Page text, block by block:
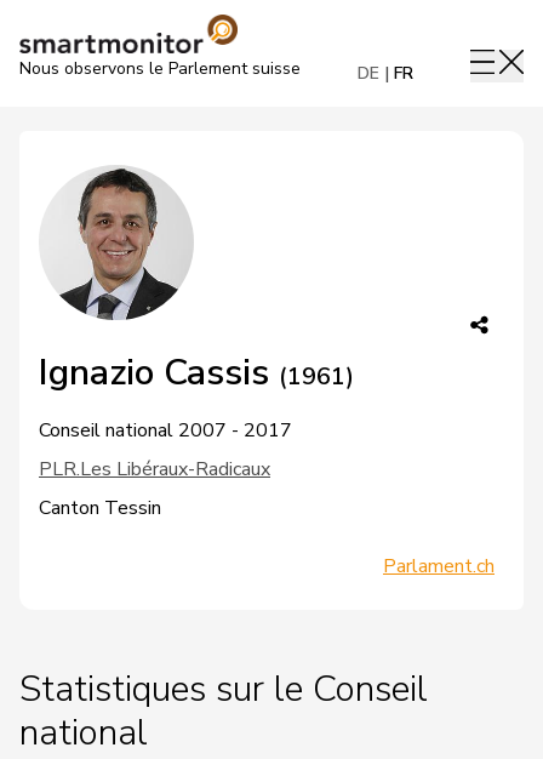
Nous observons le Parlement suisse DE FR
Ignazio Cassis (1961)
Conseil national 2007 - 2017
PLR.Les Libéraux-Radicaux
Canton Tessin
Parlament.ch
Statistiques sur le Conseil
national